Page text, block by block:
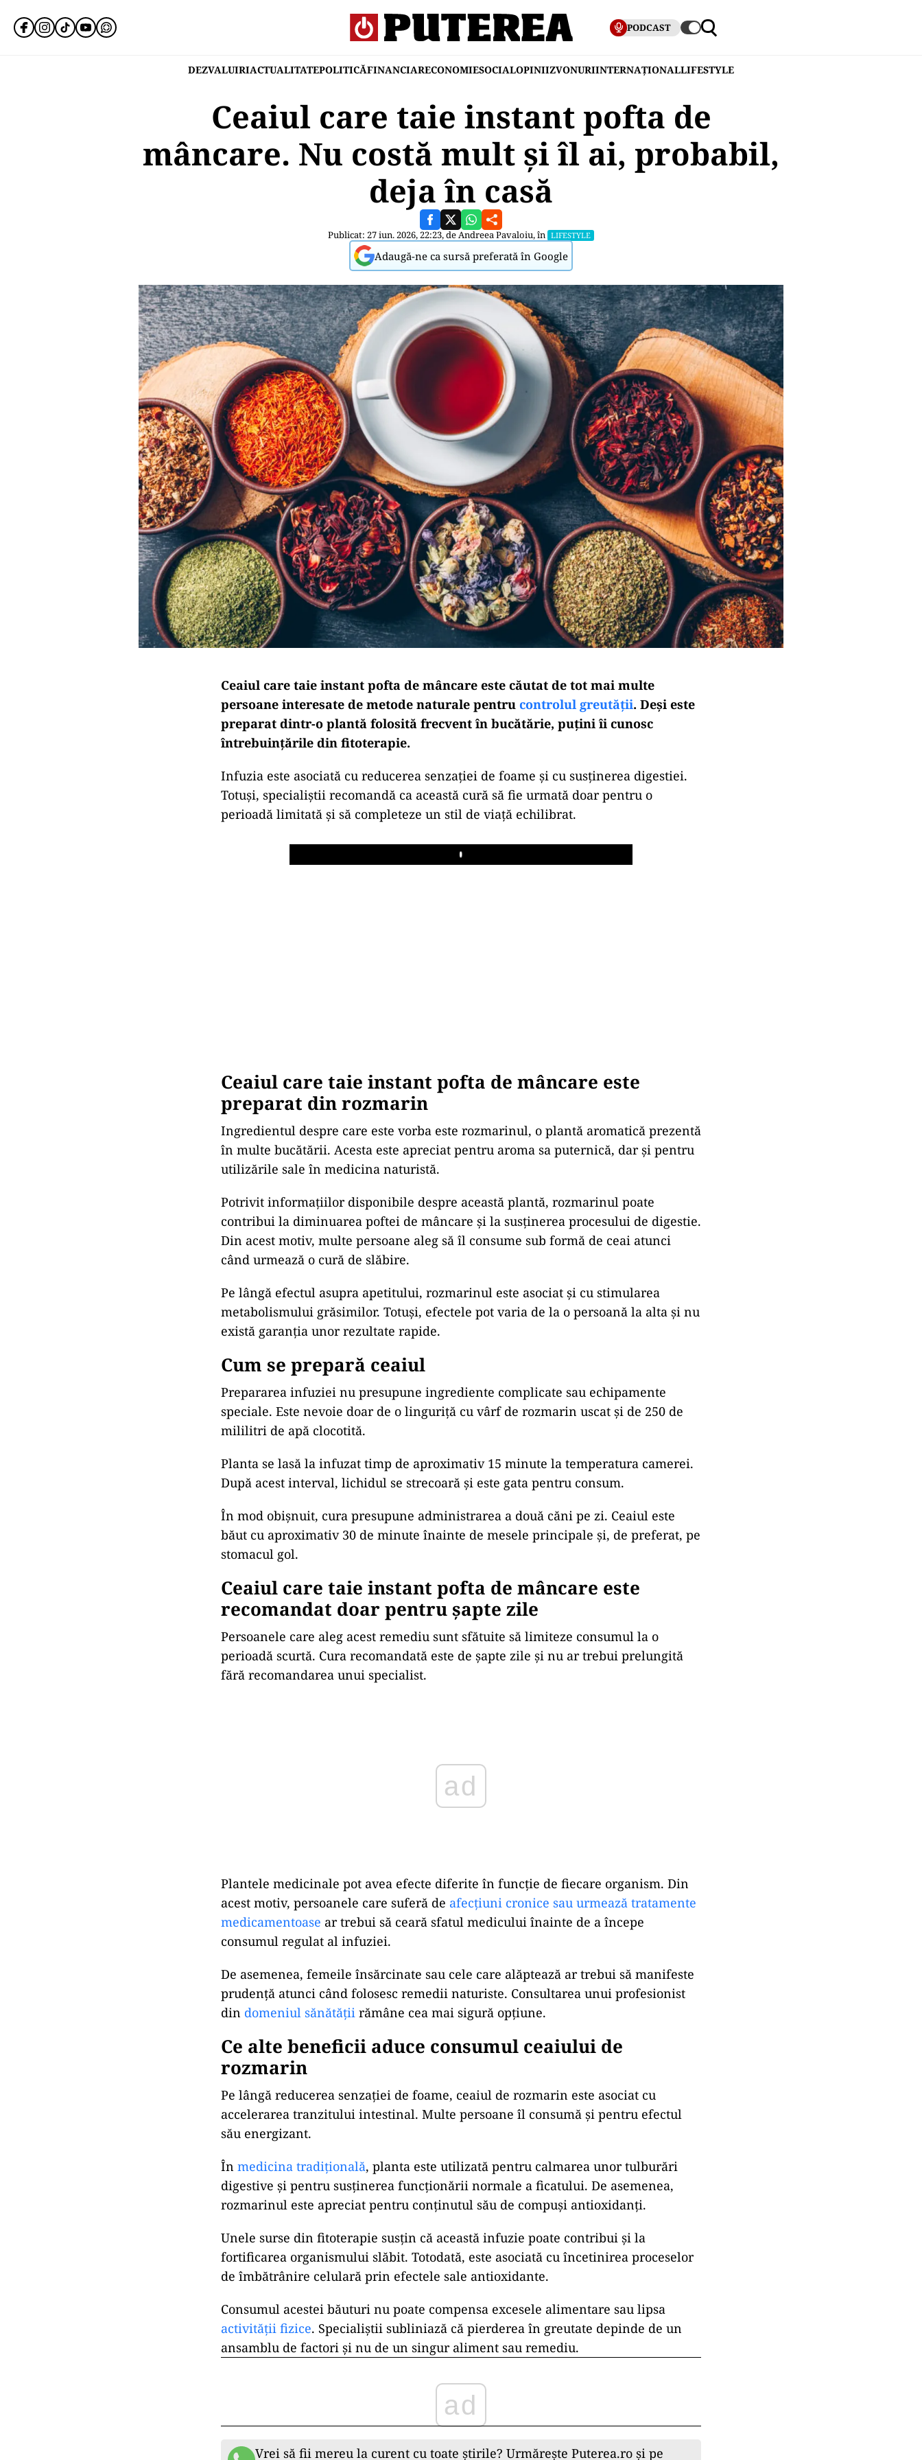
PODCAST
DEZVALUIRIACTUALITATEPOLITICĂFINANCIARECONOMIESOCIALOPINIIZVONURIINTERNAȚIONALLIFESTYLE
Ceaiul care taie instant pofta de
mâncare. Nu costă mult și îl ai, probabil,
deja în casă
Publicat: 27 iun. 2026, 22:23, deAndreea Pavaloiu, în LIFESTYLE
Adaugă-ne ca sursă preferată în Google
Ceaiul care taie instant pofta de mâncare este căutat de tot mai multe
persoane interesate de metode naturale pentru controlul greutății. Deși este
preparat dintr-o plantă folosită frecvent în bucătărie, puțini îi cunosc
întrebuințările din fitoterapie.
Infuzia este asociată cu reducerea senzației de foame și cu susținerea digestiei.
Totuși, specialiștii recomandă ca această cură să fie urmată doar pentru o
perioadă limitată și să completeze un stil de viață echilibrat.
Play
Ceaiul care taie instant pofta de mâncare este
preparat din rozmarin
Ingredientul despre care este vorba este rozmarinul, o plantă aromatică prezentă
în multe bucătării. Acesta este apreciat pentru aroma sa puternică, dar și pentru
utilizările sale în medicina naturistă.
Potrivit informațiilor disponibile despre această plantă, rozmarinul poate
contribui la diminuarea poftei de mâncare și la susținerea procesului de digestie.
Din acest motiv, multe persoane aleg să îl consume sub formă de ceai atunci
când urmează o cură de slăbire.
Pe lângă efectul asupra apetitului, rozmarinul este asociat și cu stimularea
metabolismului grăsimilor. Totuși, efectele pot varia de la o persoană la alta și nu
există garanția unor rezultate rapide.
Cum se prepară ceaiul
Prepararea infuziei nu presupune ingrediente complicate sau echipamente
speciale. Este nevoie doar de o linguriță cu vârf de rozmarin uscat și de 250 de
mililitri de apă clocotită.
Planta se lasă la infuzat timp de aproximativ 15 minute la temperatura camerei.
După acest interval, lichidul se strecoară și este gata pentru consum.
În mod obișnuit, cura presupune administrarea a două căni pe zi. Ceaiul este
băut cu aproximativ 30 de minute înainte de mesele principale și, de preferat, pe
stomacul gol.
Ceaiul care taie instant pofta de mâncare este
recomandat doar pentru șapte zile
Persoanele care aleg acest remediu sunt sfătuite să limiteze consumul la o
perioadă scurtă. Cura recomandată este de șapte zile și nu ar trebui prelungită
fără recomandarea unui specialist.
ad
Plantele medicinale pot avea efecte diferite în funcție de fiecare organism. Din
acest motiv, persoanele care suferă de afecțiuni cronice sau urmează tratamente
medicamentoase ar trebui să ceară sfatul medicului înainte de a începe
consumul regulat al infuziei.
De asemenea, femeile însărcinate sau cele care alăptează ar trebui să manifeste
prudență atunci când folosesc remedii naturiste. Consultarea unui profesionist
din domeniul sănătății rămâne cea mai sigură opțiune.
Ce alte beneficii aduce consumul ceaiului de
rozmarin
Pe lângă reducerea senzației de foame, ceaiul de rozmarin este asociat cu
accelerarea tranzitului intestinal. Multe persoane îl consumă și pentru efectul
său energizant.
În medicina tradițională, planta este utilizată pentru calmarea unor tulburări
digestive și pentru susținerea funcționării normale a ficatului. De asemenea,
rozmarinul este apreciat pentru conținutul său de compuși antioxidanți.
Unele surse din fitoterapie susțin că această infuzie poate contribui și la
fortificarea organismului slăbit. Totodată, este asociată cu încetinirea proceselor
de îmbătrânire celulară prin efectele sale antioxidante.
Consumul acestei băuturi nu poate compensa excesele alimentare sau lipsa
activității fizice. Specialiștii subliniază că pierderea în greutate depinde de un
ansamblu de factori și nu de un singur aliment sau remediu.
ad
Vrei să fii mereu la curent cu toate știrile? Urmărește Puterea.ro și pe